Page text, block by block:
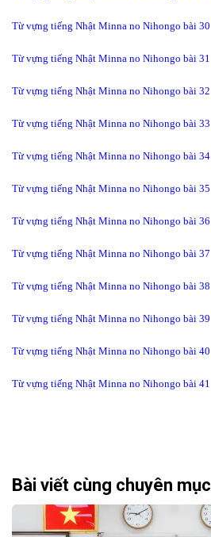
Từ vựng tiếng Nhật Minna no Nihongo bài 30
Từ vựng tiếng Nhật Minna no Nihongo bài 31
Từ vựng tiếng Nhật Minna no Nihongo bài 32
Từ vựng tiếng Nhật Minna no Nihongo bài 33
Từ vựng tiếng Nhật Minna no Nihongo bài 34
Từ vựng tiếng Nhật Minna no Nihongo bài 35
Từ vựng tiếng Nhật Minna no Nihongo bài 36
Từ vựng tiếng Nhật Minna no Nihongo bài 37
Từ vựng tiếng Nhật Minna no Nihongo bài 38
Từ vựng tiếng Nhật Minna no Nihongo bài 39
Từ vựng tiếng Nhật Minna no Nihongo bài 40
Từ vựng tiếng Nhật Minna no Nihongo bài 41
Bài viết cùng chuyên mục